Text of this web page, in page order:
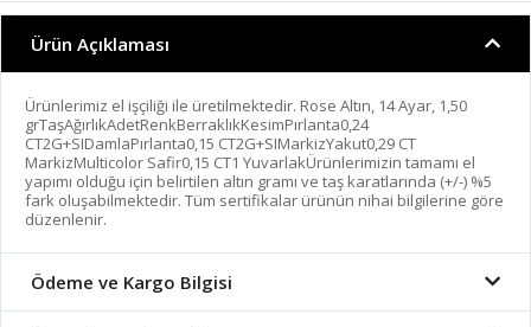
Ürün Açıklaması
Ürünlerimiz el işçiliği ile üretilmektedir. Rose Altın, 14 Ayar, 1,50
grTaşAğırlıkAdetRenkBerraklıkKesimPırlanta0,24
CT2G+SIDamlaPırlanta0,15 CT2G+SIMarkizYakut0,29 CT
MarkizMulticolor Safir0,15 CT1 YuvarlakÜrünlerimizin tamamı el
yapımı olduğu için belirtilen altın gramı ve taş karatlarında (+/-) %5
fark oluşabilmektedir. Tüm sertifikalar ürünün nihai bilgilerine göre
düzenlenir.
Ödeme ve Kargo Bilgisi